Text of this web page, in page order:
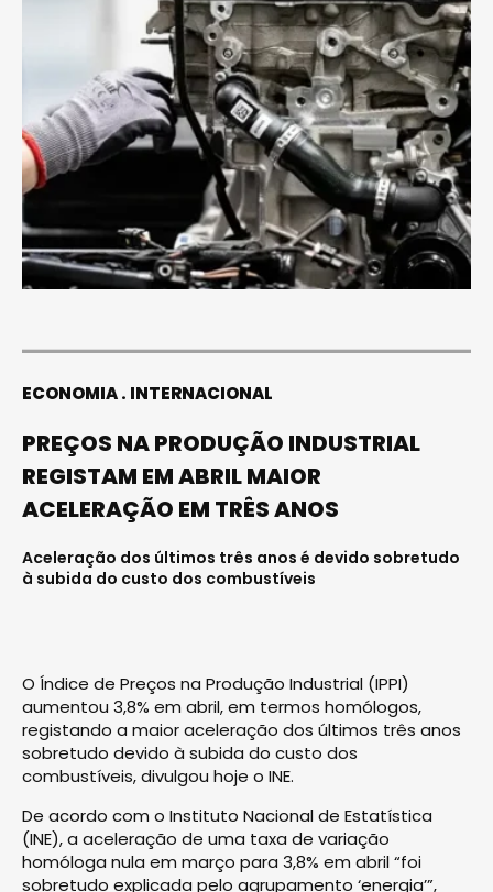
ECONOMIA INTERNACIONAL
PREÇOS NA PRODUÇÃO INDUSTRIAL
REGISTAM EM ABRIL MAIOR
ACELERAÇÃO EM TRÊS ANOS
Aceleração dos últimos três anos é devido sobretudo
à subida do custo dos combustíveis
O Índice de Preços na Produção Industrial (IPPI)
aumentou 3,8% em abril, em termos homólogos,
registando a maior aceleração dos últimos três anos
sobretudo devido à subida do custo dos
combustíveis, divulgou hoje o INE.
De acordo com o Instituto Nacional de Estatística
(INE), a aceleração de uma taxa de variação
homóloga nula em março para 3,8% em abril “foi
sobretudo explicada pelo agrupamento ‘energia’”,